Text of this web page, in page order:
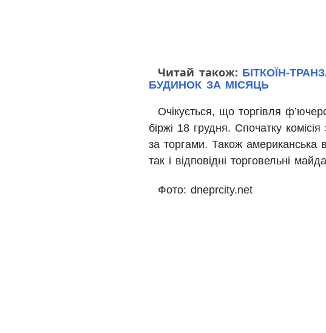
Читай також: БІТКОЇН-
БУДИНОК ЗА МІСЯЦЬ
Очікується, що торгівля
біржі 18 грудня. Спочатку
за торгами. Також американська
так і відповідні торговельні
Фото: dneprcity.net